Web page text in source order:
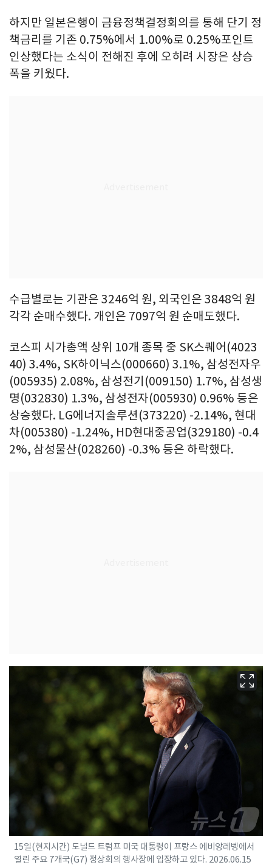
하지만 일본은행이 금융정책결정회의를 통해 단기 정
책금리를 기존 0.75%에서 1.00%로 0.25%포인트
인상했다는 소식이 전해진 후에 오히려 시장은 상승
폭을 키웠다.
수급별로는 기관은 3246억 원, 외국인은 3848억 원
각각 순매수했다. 개인은 7097억 원 순매도했다.
코스피 시가총액 상위 10개 종목 중 SK스퀘어(4023
40) 3.4%, SK하이닉스(000660) 3.1%, 삼성전자우
(005935) 2.08%, 삼성전기(009150) 1.7%, 삼성생
명(032830) 1.3%, 삼성전자(005930) 0.96% 등은
상승했다. LG에너지솔루션(373220) -2.14%, 현대
차(005380) -1.24%, HD현대중공업(329180) -0.4
2%, 삼성물산(028260) -0.3% 등은 하락했다.
15일(현지시간) 도널드 트럼프 미국 대통령이 프랑스 에비앙레벵에서
열린 주요 7개국(G7) 정상회의 행사장에 입장하고 있다. 2026.06.15